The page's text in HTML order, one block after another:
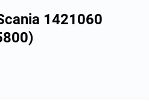
1421060